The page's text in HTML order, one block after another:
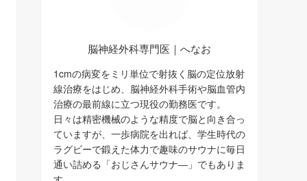
脳神経外科専門医｜へなお
1cmの病変をミリ単位で射抜く脳の定位放射
線治療をはじめ、脳神経外科手術や脳血管内
治療の最前線に立つ現役の勤務医です。
日々は精密機械のような精度で脳と向き合っ
ていますが、一歩病院を出れば、学生時代の
ラグビーで鍛えた体力で趣味のサウナに毎日
通い詰める「おじさんサウナ―」でもありま